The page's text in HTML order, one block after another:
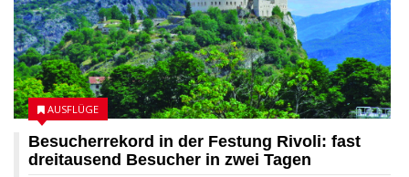
Besucherrekord in der Festung Rivoli: fast
dreitausend Besucher in zwei Tagen
AUSFLÜGE